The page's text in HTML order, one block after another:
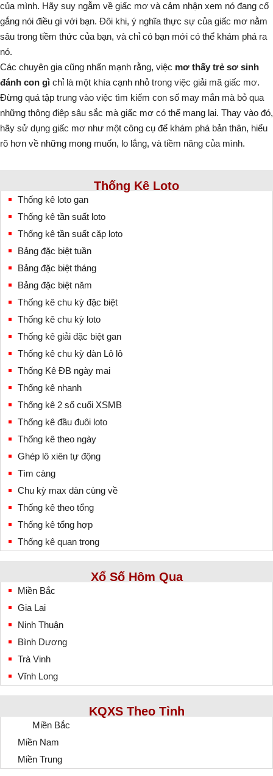
của mình. Hãy suy ngẫm về giấc mơ và cảm nhận xem nó đang cố
gắng nói điều gì với bạn. Đôi khi, ý nghĩa thực sự của giấc mơ nằm
sâu trong tiềm thức của bạn, và chỉ có bạn mới có thể khám phá ra
nó.
Các chuyên gia cũng nhấn mạnh rằng, việc mơ thấy trẻ sơ sinh
đánh con gì chỉ là một khía cạnh nhỏ trong việc giải mã giấc mơ.
Đừng quá tập trung vào việc tìm kiếm con số may mắn mà bỏ qua
những thông điệp sâu sắc mà giấc mơ có thể mang lại. Thay vào đó,
hãy sử dụng giấc mơ như một công cụ để khám phá bản thân, hiểu
rõ hơn về những mong muốn, lo lắng, và tiềm năng của mình.
Thống Kê Loto
Thống kê loto gan
Thống kê tần suất loto
Thống kê tần suất cặp loto
Bảng đặc biệt tuần
Bảng đặc biệt tháng
Bảng đặc biệt năm
Thống kê chu kỳ đặc biệt
Thống kê chu kỳ loto
Thống kê giải đặc biệt gan
Thống kê chu kỳ dàn Lô lô
Thống Kê ĐB ngày mai
Thống kê nhanh
Thống kê 2 số cuối XSMB
Thống kê đầu đuôi loto
Thống kê theo ngày
Ghép lô xiên tự động
Tìm càng
Chu kỳ max dàn cùng về
Thống kê theo tổng
Thống kê tổng hợp
Thống kê quan trọng
Xổ Số Hôm Qua
Miền Bắc
Gia Lai
Ninh Thuận
Bình Dương
Trà Vinh
Vĩnh Long
KQXS Theo Tỉnh
Miền Bắc
Miền Nam
Miền Trung